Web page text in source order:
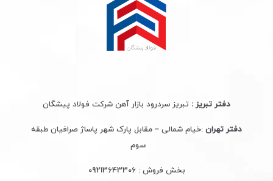
دفتر تبریز : تبریز سردرود بازار آهن شرکت فولاد پیشگان
دفتر تهران :خیام شمالی – مقابل پارک شهر پاساژ صرافیان طبقه
سوم
بخش فروش :09213643306